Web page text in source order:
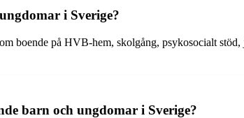
i Sverige?
boende på HVB-hem, skolgång, psykosocialt
barn och ungdomar i Sverige?